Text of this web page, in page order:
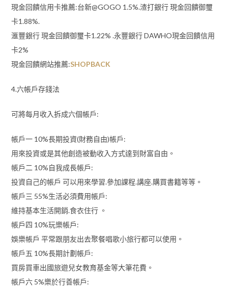
現金回饋信用卡推薦:台新@GOGO 1.5%.渣打銀行 現金回饋御璽
卡1.88%.
滙豐銀行 現金回饋御璽卡1.22% .永豐銀行 DAWHO現金回饋信用
卡2%
現金回饋網站推薦:SHOPBACK
4.六帳戶存錢法
可將每月收入拆成六個帳戶:
帳戶一 10%長期投資(財務自由)帳戶:
用來投資或是其他創造被動收入方式達到財富自由。
帳戶二 10%自我成長帳戶:
投資自己的帳戶 可以用來學習.參加課程.講座.購買書籍等等。
帳戶三 55%生活必須費用帳戶:
維持基本生活開銷.食衣住行 。
帳戶四 10%玩樂帳戶:
娛樂帳戶 平常跟朋友出去聚餐唱歌小旅行都可以使用。
帳戶五 10%長期計劃帳戶:
買房買車出國旅遊兒女教育基金等大筆花費。
帳戶六 5%樂於行善帳戶: